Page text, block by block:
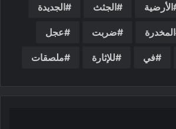
الأرضية الجثث الجديدة
المخدرة ضربت عجل
في للإثارة ملصقات